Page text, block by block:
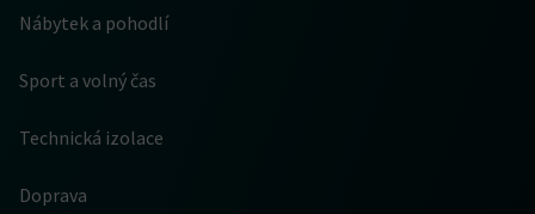
Nábytek a pohodlí
Sport a volný čas
Technická izolace
Doprava